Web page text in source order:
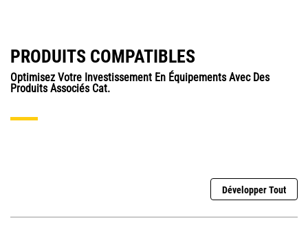
PRODUITS COMPATIBLES
Optimisez Votre Investissement En Équipements Avec Des
Produits Associés Cat.
Développer Tout